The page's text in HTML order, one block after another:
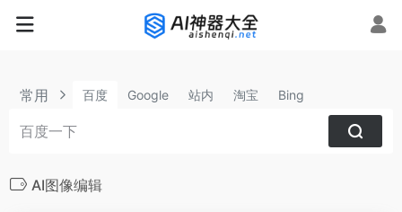
常用 百度 Google 站内 淘宝 Bing
AI图像编辑